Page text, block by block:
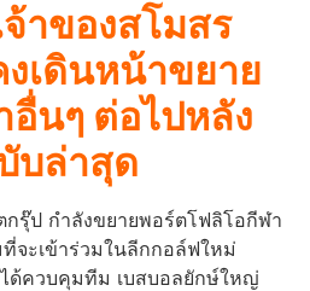
าของสโมสร
งเดินหน้าขยาย
นๆ ต่อไปหลัง
ล่าสุด
กรุ๊ป กําลังขยายพอร์ตโฟลิโอกีฬา
จะเข้าร่วมในลีกกอล์ฟใหม่
ได้ควบคุมทีม เบสบอลยักษ์ใหญ่